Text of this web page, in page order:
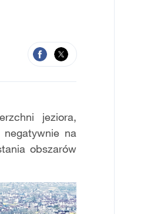
jeziora,
na
obszarów